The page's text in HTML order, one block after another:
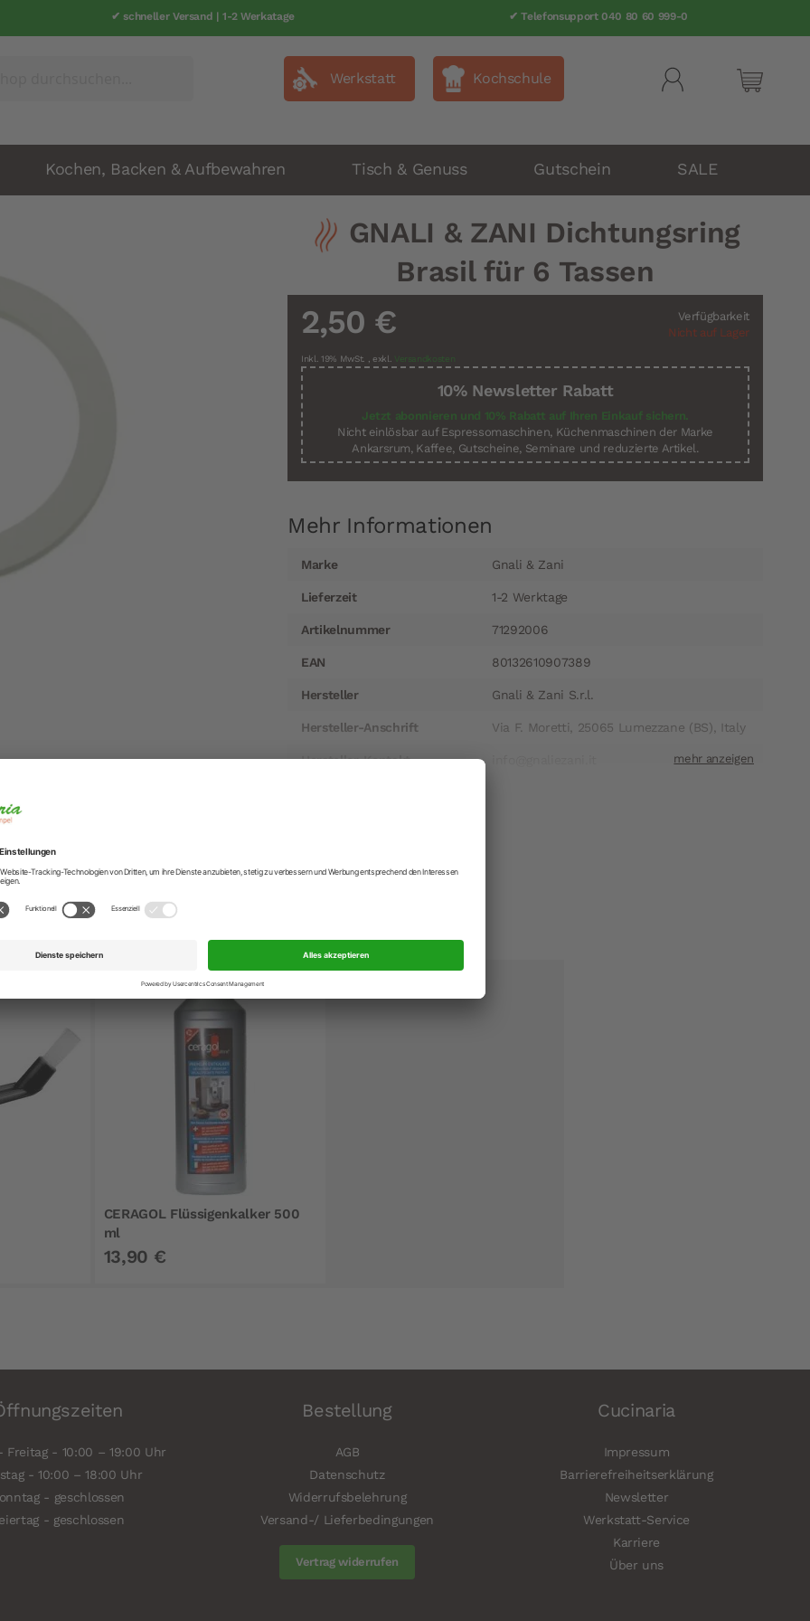
✔ schneller Versand | 1-2 Werkatage ✔ Telefonsupport 040 80 60 999-0
Mein
Werkstatt Kochschule
Kochen, Backen & Aufbewahren Tisch & Genuss Gutschein SALE
GNALI & ZANI Dichtungsring
Brasil für 6 Tassen
Verfügbarkeit
Nicht auf Lager
2,50 €
Inkl. 19% MwSt. , exkl. Versandkosten
10% Newsletter Rabatt
Jetzt abonnieren und 10% Rabatt auf Ihren Einkauf sichern.
Nicht einlösbar auf Espressomaschinen, Küchenmaschinen der Marke
Ankarsrum, Kaffee, Gutscheine, Seminare und reduzierte Artikel.
Mehr Informationen
Informationen
Marke Gnali & Zani
Lieferzeit 1-2 Werktage
Artikelnummer 71292006
EAN 80132610907389
Hersteller Gnali & Zani S.r.l.
Hersteller-Anschrift Via F. Moretti, 25065 Lumezzane (BS), Italy
Hersteller-Kontakt
Brasil für 6 Tasse
nur für den Espressokocher von Gnaili & Zani, BRASIL 6 Tasse.
CERAGOL Flüssigenkalker 500
ml
13,90 €
Freitag - 10:00 – 19:00 Uhr
- 10:00 – 18:00 Uhr
- geschlossen
- geschlossen
Bestellung
AGB
Datenschutz
Widerrufsbelehrung
Versand-/ Lieferbedingungen
Vertrag widerrufen
Cucinaria
Impressum
Barrierefreiheitserklärung
Newsletter
Werkstatt-Service
Karriere
Über uns